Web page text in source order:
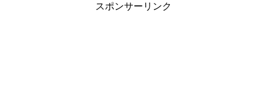
スポンサーリンク